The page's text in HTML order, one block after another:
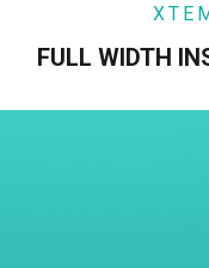
FULL WIDTH